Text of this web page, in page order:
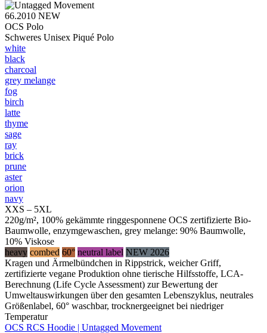
66.2010 NEW
OCS Polo
Schweres Unisex Piqué Polo
white
black
charcoal
grey melange
fog
birch
latte
thyme
sage
ray
brick
prune
aster
orion
navy
XXS – 5XL
220g/m², 100% gekämmte ringgesponnene OCS zertifizierte Bio-
Baumwolle, enzymgewaschen, grey melange: 90% Baumwolle,
10% Viskose
heavy combed 60° neutral label NEW 2026
Kragen und Ärmelbündchen in Rippstrick, weicher Griff,
zertifizierte vegane Produktion ohne tierische Hilfsstoffe, LCA-
Berechnung (Life Cycle Assessment) zur Bewertung der
Umweltauswirkungen über den gesamten Lebenszyklus, neutrales
Größenlabel, 60° waschbar, trocknergeeignet bei niedriger
Temperatur
OCS RCS Hoodie | Untagged Movement